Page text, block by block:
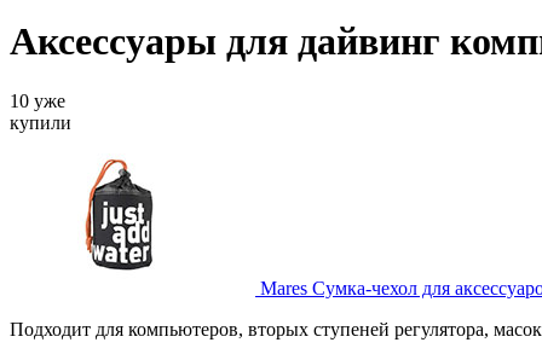
Аксессуары для дайвинг
10 уже
купили
Mares Сумка-чехол для
Подходит для компьютеров, вторых ступеней регулятора,